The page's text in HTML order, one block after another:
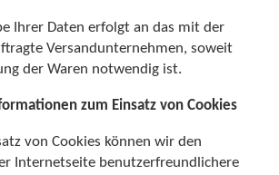
Ihrer Daten erfolgt an das mit der
Versandunternehmen, soweit
der Waren notwendig ist.
zum Einsatz von Cookies
von Cookies können wir den
Internetseite benutzerfreundlichere